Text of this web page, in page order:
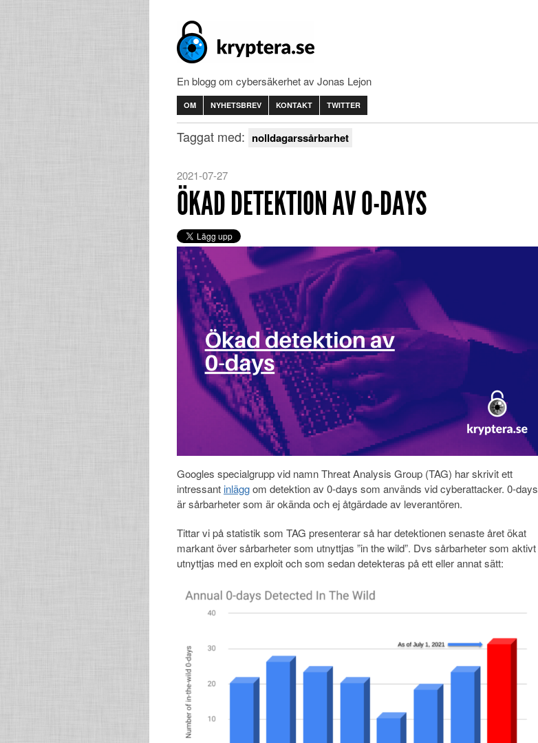
En blogg om cybersäkerhet av Jonas Lejon
OM NYHETSBREV KONTAKT TWITTER
Taggat med: nolldagarssårbarhet
2021-07-27
ÖKAD DETEKTION AV 0-DAYS
Googles specialgrupp vid namn Threat Analysis Group (TAG) har skrivit ett
intressant inläggom detektion av 0-days som används vid cyberattacker. 0-days
är sårbarheter som är okända och ej åtgärdade av leverantören.
Tittar vi på statistik som TAG presenterar så har detektionen senaste året ökat
markant över sårbarheter som utnyttjas ”in the wild”. Dvs sårbarheter som aktivt
utnyttjas med en exploit och som sedan detekteras på ett eller annat sätt: